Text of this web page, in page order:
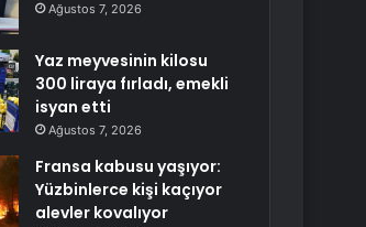
Ağustos 7, 2026
Yaz meyvesinin kilosu
300 liraya fırladı, emekli
isyan etti
Ağustos 7, 2026
Fransa kabusu yaşıyor:
Yüzbinlerce kişi kaçıyor
alevler kovalıyor